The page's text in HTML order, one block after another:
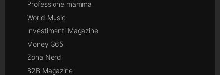
Professione mamma
World Music
Investimenti Magazine
Money 365
Zona Nerd
B2B Magazine